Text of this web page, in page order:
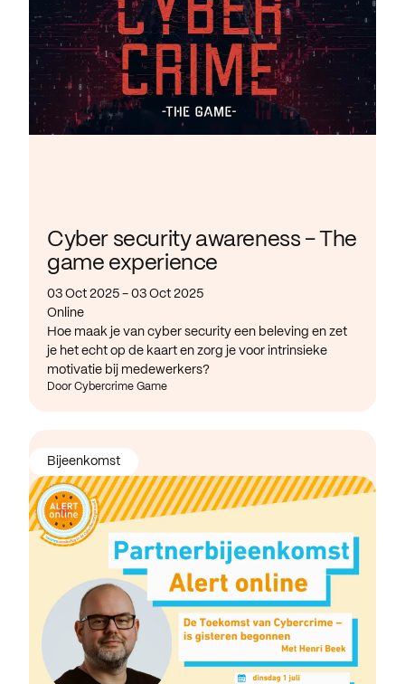
Cyber security awareness - The
game experience
03 Oct 2025 - 03 Oct 2025
Online
Hoe maak je van cyber security een beleving en zet
je het echt op de kaart en zorg je voor intrinsieke
motivatie bij medewerkers?
Door Cybercrime Game
Bijeenkomst